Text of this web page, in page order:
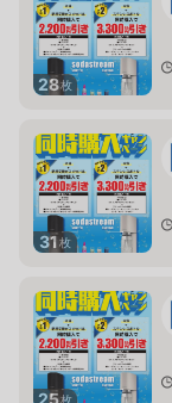
28枚
31枚
25枚